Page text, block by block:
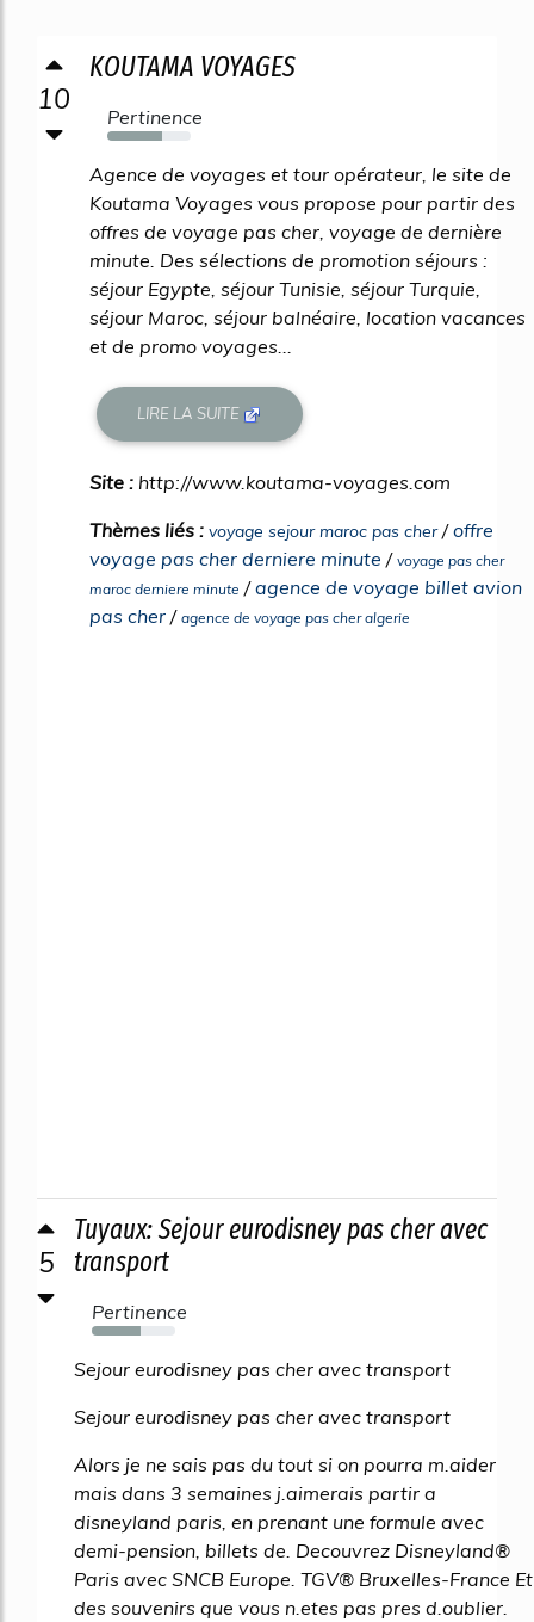
10
KOUTAMA VOYAGES
Pertinence
65%
Agence de voyages et tour opérateur, le site de
Koutama Voyages vous propose pour partir des
offres de voyage pas cher, voyage de dernière
minute. Des sélections de promotion séjours :
séjour Egypte, séjour Tunisie, séjour Turquie,
séjour Maroc, séjour balnéaire, location vacances
et de promo voyages...
LIRE LA SUITE
Site : http://www.koutama-voyages.com
Thèmes liés : voyage sejour maroc pas cher/offre
voyage pas cher derniere minute / voyage pas cher
maroc derniere minute /agence de voyage billet avion
pas cher / agence de voyage pas cher algerie
5
Tuyaux: Sejour eurodisney pas cher avec
transport
Pertinence
58%
Sejour eurodisney pas cher avec transport
Sejour eurodisney pas cher avec transport
Alors je ne sais pas du tout si on pourra m.aider
mais dans 3 semaines j.aimerais partir a
disneyland paris, en prenant une formule avec
demi-pension, billets de. Decouvrez Disneyland®
Paris avec SNCB Europe. TGV® Bruxelles-France Et
des souvenirs que vous n.etes pas pres d.oublier.